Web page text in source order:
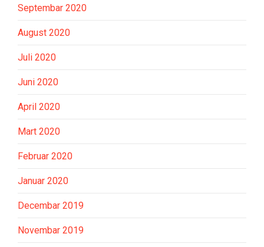
Septembar 2020
August 2020
Juli 2020
Juni 2020
April 2020
Mart 2020
Februar 2020
Januar 2020
Decembar 2019
Novembar 2019